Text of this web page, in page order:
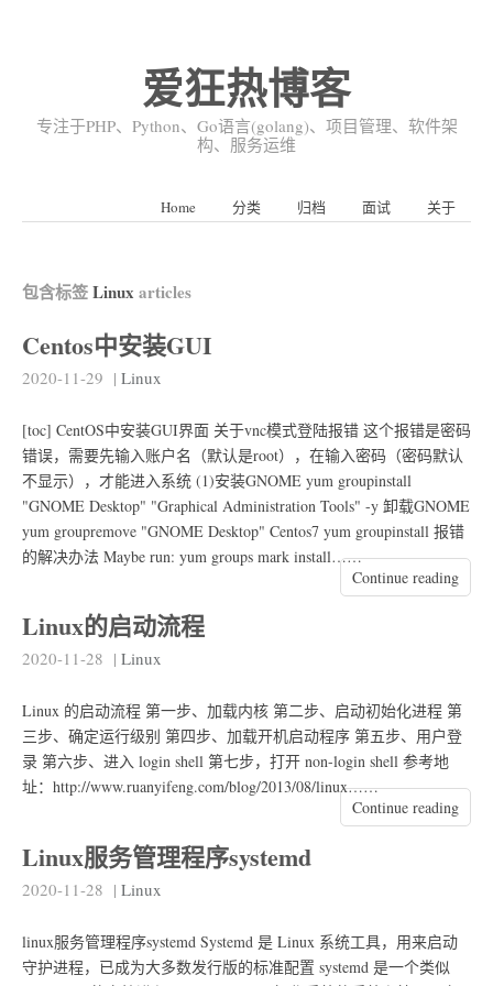
爱狂热博客
专注于PHP、Python、Go语言(golang)、项目管理、软件架
构、服务运维
Home 分类 归档 面试 关于
包含标签Linux articles
Centos中安装GUI
2020-11-29 | Linux
[toc] CentOS中安装GUI界面 关于vnc模式登陆报错 这个报错是密码
错误，需要先输入账户名（默认是root），在输入密码（密码默认
不显示），才能进入系统 (1)安装GNOME yum groupinstall
"GNOME Desktop" "Graphical Administration Tools" -y 卸载GNOME
yum groupremove "GNOME Desktop" Centos7 yum groupinstall 报错
的解决办法 Maybe run: yum groups mark install……
Continue reading
Linux的启动流程
2020-11-28 | Linux
Linux 的启动流程 第一步、加载内核 第二步、启动初始化进程 第
三步、确定运行级别 第四步、加载开机启动程序 第五步、用户登
录 第六步、进入 login shell 第七步，打开 non-login shell 参考地
址：http://www.ruanyifeng.com/blog/2013/08/linux……
Continue reading
Linux服务管理程序systemd
2020-11-28 | Linux
linux服务管理程序systemd Systemd 是 Linux 系统工具，用来启动
守护进程，已成为大多数发行版的标准配置 systemd 是一个类似